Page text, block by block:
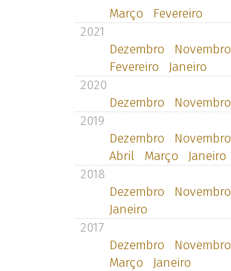
Março
Fevereiro
2021
Dezembro
Novembro
Fevereiro
Janeiro
2020
Dezembro
Novembro
2019
Dezembro
Novembro
Abril
Março
Janeiro
2018
Dezembro
Novembro
Janeiro
2017
Dezembro
Novembro
Março
Janeiro